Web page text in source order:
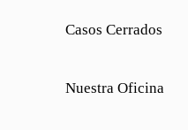
Casos Cerrados
Nuestra Oficina